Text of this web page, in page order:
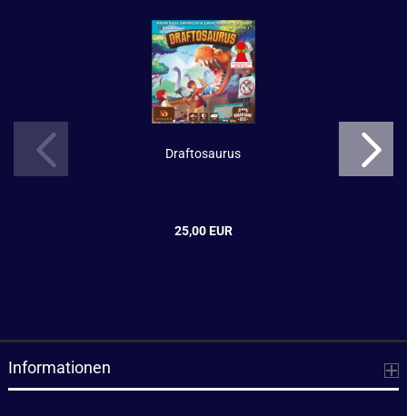
Draftosaurus
25,00 EUR
Informationen